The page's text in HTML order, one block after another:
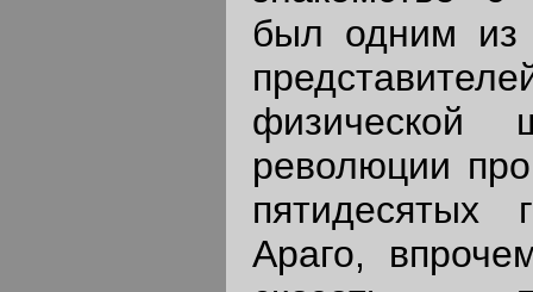
был одним из
физической
революции
пятидесятых
Араго,